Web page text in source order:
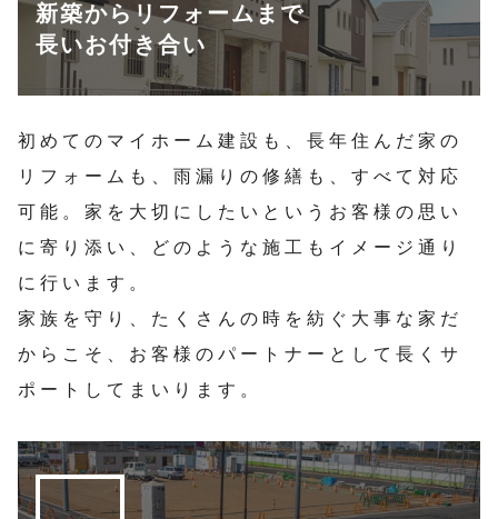
新築からリフォームまで
長いお付き合い
初めてのマイホーム建設も、長年住んだ家の
リフォームも、雨漏りの修繕も、すべて対応
可能。家を大切にしたいというお客様の思い
に寄り添い、どのような施工もイメージ通り
に行います。
家族を守り、たくさんの時を紡ぐ大事な家だ
からこそ、お客様のパートナーとして長くサ
ポートしてまいります。